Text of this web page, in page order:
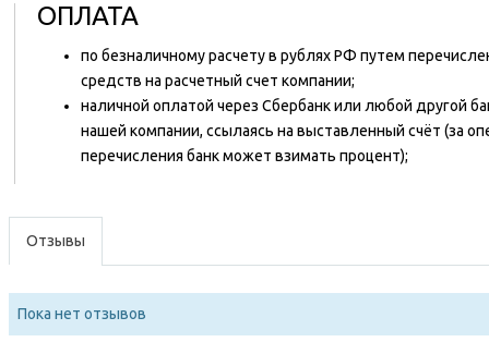
ОПЛАТА
по безналичному расчету в рублях РФ путем
средств на расчетный счет компании;
наличной оплатой через Сбербанк или любой другой
нашей компании, ссылаясь на выставленный счёт (за
перечисления банк может взимать процент);
Отзывы
Пока нет отзывов